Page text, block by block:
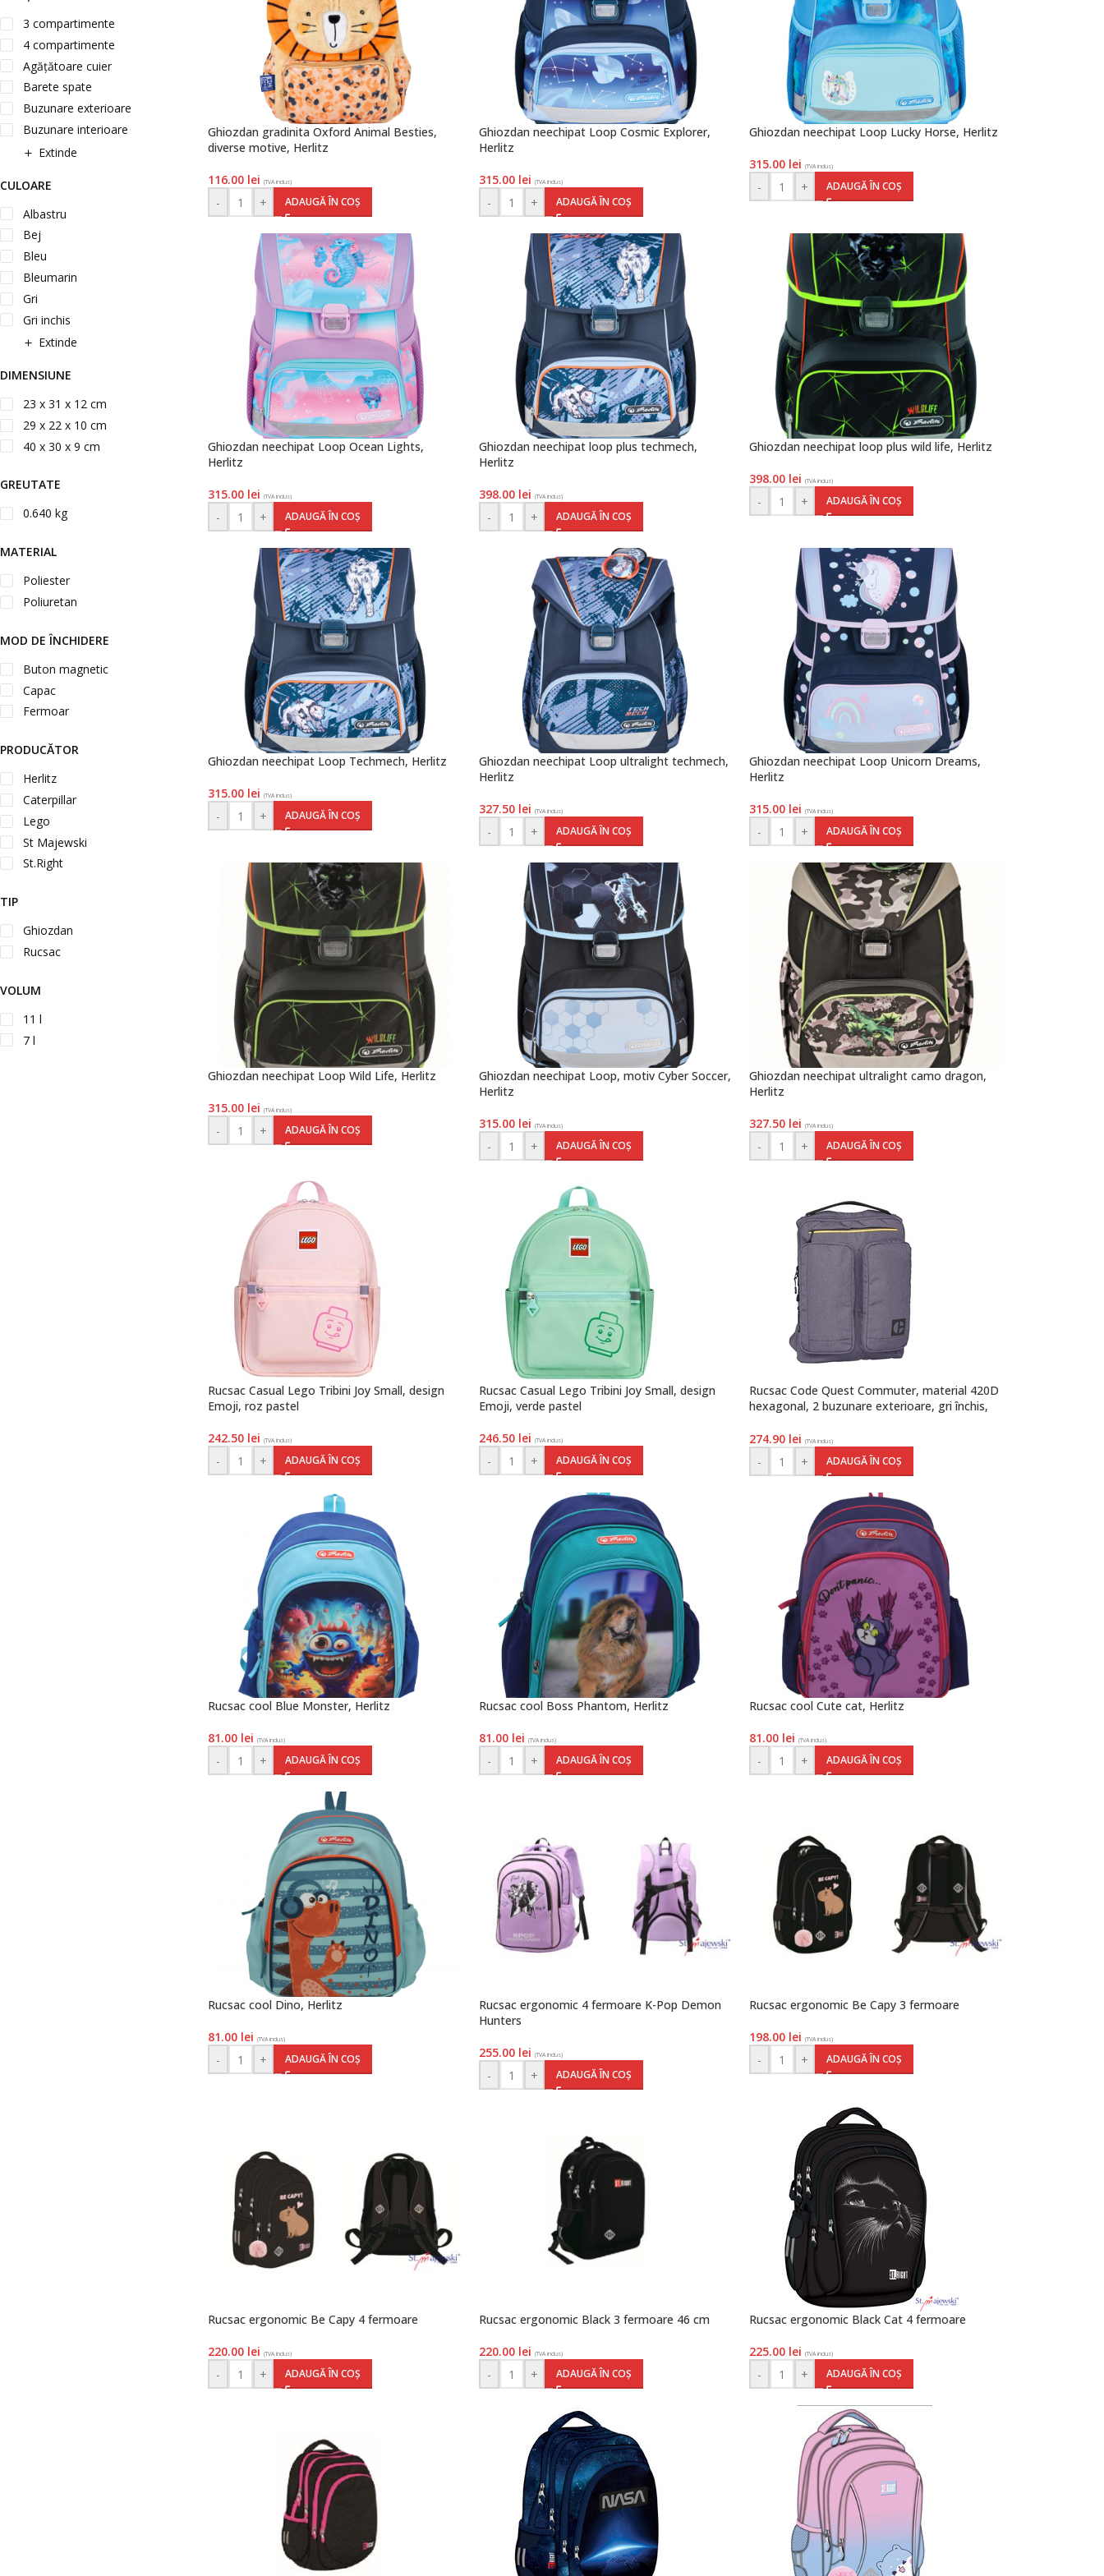
3 compartimente
4 compartimente
Agățătoare cuier
Barete spate
Buzunare exterioare
Buzunare interioare
Extinde
CULOARE
Albastru
Bej
Bleu
Bleumarin
Gri
Gri inchis
Extinde
DIMENSIUNE
23 x 31 x 12 cm
29 x 22 x 10 cm
40 x 30 x 9 cm
GREUTATE
0.640 kg
MATERIAL
Poliester
Poliuretan
MOD DE ÎNCHIDERE
Buton magnetic
Capac
Fermoar
PRODUCĂTOR
Herlitz
Caterpillar
Lego
St Majewski
St.Right
TIP
Ghiozdan
Rucsac
VOLUM
11 l
7 l
Ghiozdan gradinita Oxford Animal Besties,
diverse motive, Herlitz
116.00 lei (TVA inclus)
- + ADAUGĂ ÎN COȘ
Ghiozdan neechipat Loop Cosmic Explorer,
Herlitz
315.00 lei (TVA inclus)
- + ADAUGĂ ÎN COȘ
Ghiozdan neechipat Loop Lucky Horse, Herlitz
315.00 lei (TVA inclus)
- + ADAUGĂ ÎN COȘ
Ghiozdan neechipat Loop Ocean Lights,
Herlitz
315.00 lei (TVA inclus)
- + ADAUGĂ ÎN COȘ
Ghiozdan neechipat loop plus techmech,
Herlitz
398.00 lei (TVA inclus)
- + ADAUGĂ ÎN COȘ
Ghiozdan neechipat loop plus wild life, Herlitz
398.00 lei (TVA inclus)
- + ADAUGĂ ÎN COȘ
Ghiozdan neechipat Loop Techmech, Herlitz
315.00 lei (TVA inclus)
- + ADAUGĂ ÎN COȘ
Ghiozdan neechipat Loop ultralight techmech,
Herlitz
327.50 lei (TVA inclus)
- + ADAUGĂ ÎN COȘ
Ghiozdan neechipat Loop Unicorn Dreams,
Herlitz
315.00 lei (TVA inclus)
- + ADAUGĂ ÎN COȘ
Ghiozdan neechipat Loop Wild Life, Herlitz
315.00 lei (TVA inclus)
- + ADAUGĂ ÎN COȘ
Ghiozdan neechipat Loop, motiv Cyber Soccer,
Herlitz
315.00 lei (TVA inclus)
- + ADAUGĂ ÎN COȘ
Ghiozdan neechipat ultralight camo dragon,
Herlitz
327.50 lei (TVA inclus)
- + ADAUGĂ ÎN COȘ
Rucsac Casual Lego Tribini Joy Small, design
Emoji, roz pastel
242.50 lei (TVA inclus)
- + ADAUGĂ ÎN COȘ
Rucsac Casual Lego Tribini Joy Small, design
Emoji, verde pastel
246.50 lei (TVA inclus)
- + ADAUGĂ ÎN COȘ
Rucsac Code Quest Commuter, material 420D
hexagonal, 2 buzunare exterioare, gri închis,
274.90 lei (TVA inclus)
- + ADAUGĂ ÎN COȘ
Rucsac cool Blue Monster, Herlitz
81.00 lei (TVA inclus)
- + ADAUGĂ ÎN COȘ
Rucsac cool Boss Phantom, Herlitz
81.00 lei (TVA inclus)
- + ADAUGĂ ÎN COȘ
Rucsac cool Cute cat, Herlitz
81.00 lei (TVA inclus)
- + ADAUGĂ ÎN COȘ
Rucsac cool Dino, Herlitz
81.00 lei (TVA inclus)
- + ADAUGĂ ÎN COȘ
Rucsac ergonomic 4 fermoare K-Pop Demon
Hunters
255.00 lei (TVA inclus)
- + ADAUGĂ ÎN COȘ
Rucsac ergonomic Be Capy 3 fermoare
198.00 lei (TVA inclus)
- + ADAUGĂ ÎN COȘ
Rucsac ergonomic Be Capy 4 fermoare
220.00 lei (TVA inclus)
- + ADAUGĂ ÎN COȘ
Rucsac ergonomic Black 3 fermoare 46 cm
220.00 lei (TVA inclus)
- + ADAUGĂ ÎN COȘ
Rucsac ergonomic Black Cat 4 fermoare
225.00 lei (TVA inclus)
- + ADAUGĂ ÎN COȘ